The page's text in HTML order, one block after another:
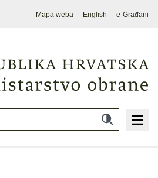
Mapa weba English e-Građani